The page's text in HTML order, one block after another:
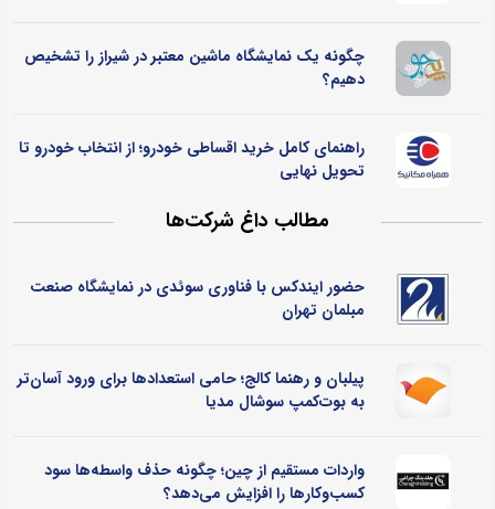
چگونه یک نمایشگاه ماشین معتبر در شیراز را تشخیص
دهیم؟
راهنمای کامل خرید اقساطی خودرو؛ از انتخاب خودرو تا
تحویل نهایی
مطالب داغ شرکت‌ها
حضور ایندکس با فناوری سوئدی در نمایشگاه صنعت
مبلمان تهران
پیلبان و رهنما کالج؛ حامی استعدادها برای ورود آسان‌تر
به بوت‌کمپ سوشال مدیا
واردات مستقیم از چین؛ چگونه حذف واسطه‌ها سود
کسب‌وکارها را افزایش می‌دهد؟